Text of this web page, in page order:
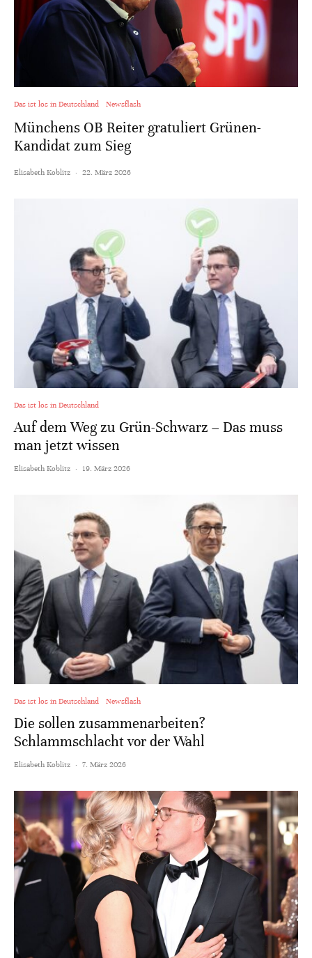
Das ist los in Deutschland Newsflash
Münchens OB Reiter gratuliert Grünen-
Kandidat zum Sieg
Elisabeth Koblitz · 22. März 2026
Das ist los in Deutschland
Auf dem Weg zu Grün-Schwarz – Das muss
man jetzt wissen
Elisabeth Koblitz · 19. März 2026
Das ist los in Deutschland Newsflash
Die sollen zusammenarbeiten?
Schlammschlacht vor der Wahl
Elisabeth Koblitz · 7. März 2026